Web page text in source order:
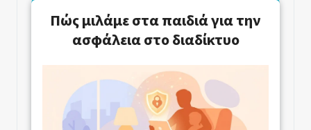
Πώς μιλάμε στα παιδιά για την
ασφάλεια στο διαδίκτυο